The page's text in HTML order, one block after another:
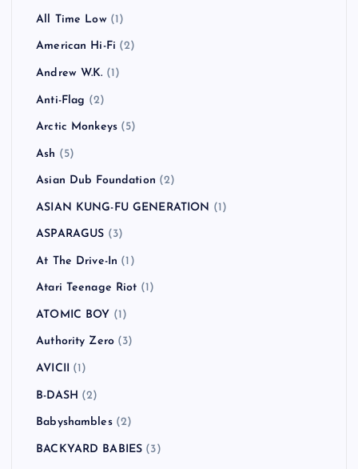
All Time Low(1)
American Hi-Fi (2)
Andrew W.K. (1)
Anti-Flag (2)
Arctic Monkeys (5)
Ash (5)
Asian Dub Foundation (2)
ASIAN KUNG-FU GENERATION (1)
ASPARAGUS (3)
At The Drive-In (1)
Atari Teenage Riot (1)
ATOMIC BOY (1)
Authority Zero (3)
AVICII (1)
B-DASH (2)
Babyshambles(2)
BACKYARD BABIES (3)